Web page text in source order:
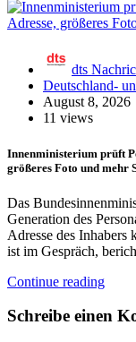
dts
Deutschland-
August 8, 2026
11 views
Innenministerium prüft
größeres Foto und mehr
Das
Generation des
Adresse des
ist im Gespräch,
Continue reading
Schreibe einen